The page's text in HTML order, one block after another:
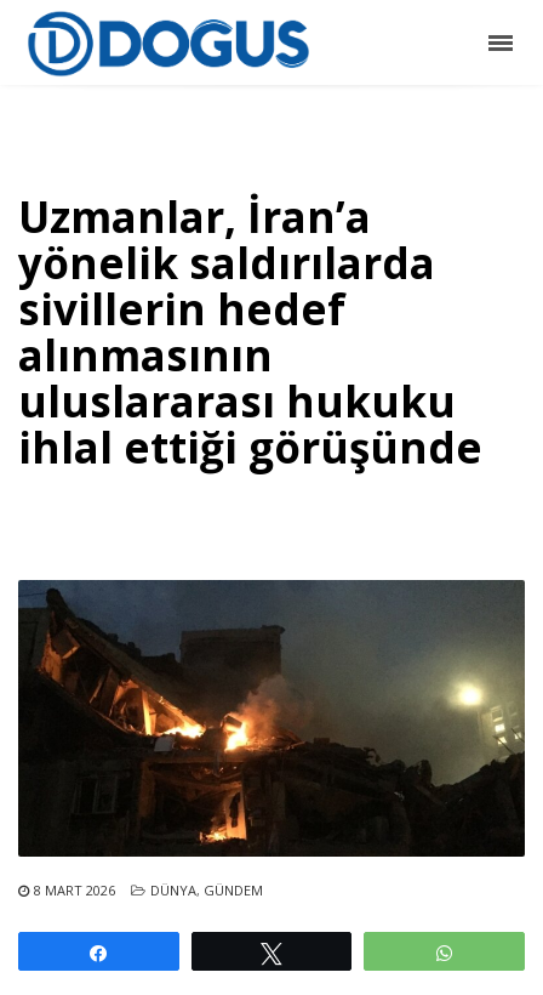
Uzmanlar, İran’a
yönelik saldırılarda
sivillerin hedef
alınmasının
uluslararası hukuku
ihlal ettiği görüşünde
8 MART 2026 DÜNYA, GÜNDEM